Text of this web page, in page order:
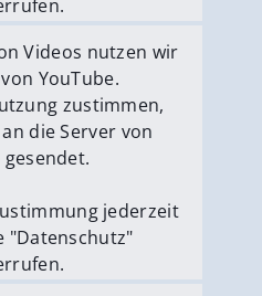
erlauben
Videos nutzen wir
YouTube.
zustimmen,
die Server von
gesendet.
jederzeit
"Datenschutz"